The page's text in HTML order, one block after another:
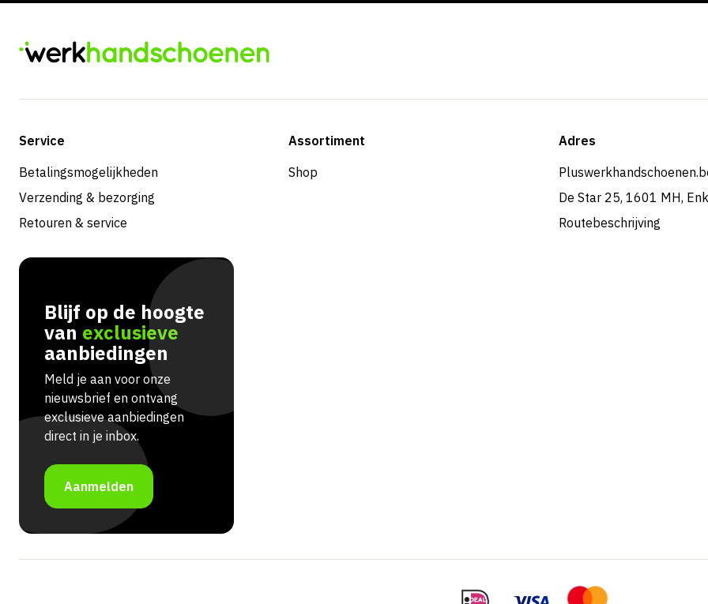
Service
Betalingsmogelijkheden
Verzending & bezorging
Retouren & service
Assortiment
Shop
Adres
De Star 25, 1601 MH,
Routebeschrijving
Blijf op de hoogte
van exclusieve
aanbiedingen
Meld je aan voor onze
nieuwsbrief en ontvang
exclusieve aanbiedingen
direct in je inbox.
Aanmelden